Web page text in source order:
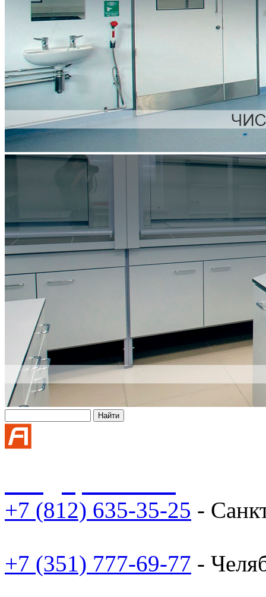
+7 (812) 635-35-25 -
+7 (351) 777-69-77 -